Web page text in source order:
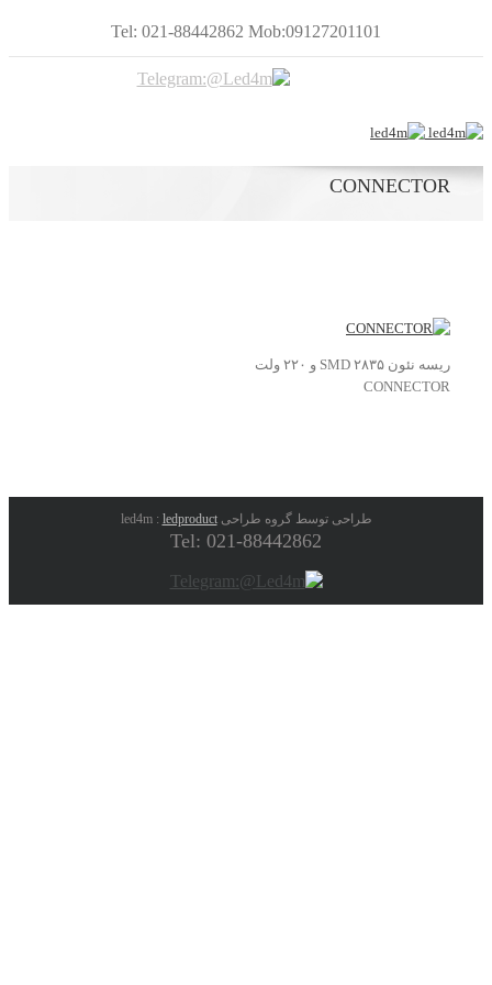
Tel: 021-88442862 Mob:09127201101
CONNECTOR
ریسه نئون ۲۸۳۵ SMD و ۲۲۰ ولت
CONNECTOR
طراحی توسط گروه طراحی led4m :ledproduct
Tel: 021-88442862